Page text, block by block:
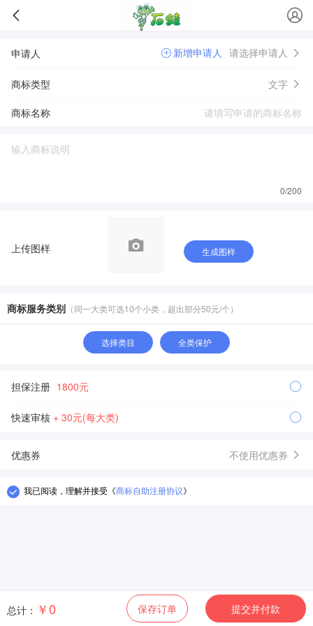
申请人 新增申请人 请选择申请人
商标类型 文字
商标名称
0/200
上传图样 生成图样
商标服务类别 （同一大类可选10个小类，超出部分50元/个）
选择类目 全类保护
担保注册 1800元
快速审核 + 30元(每大类)
优惠券 不使用优惠券
我已阅读，理解并接受 《商标自助注册协议》
总计： ￥0 保存订单 提交并付款